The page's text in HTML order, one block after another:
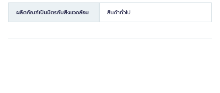
ผลิตภัณฑ์เป็นมิตรกับสิ่งแวดล้อม สินค้าทั่วไป